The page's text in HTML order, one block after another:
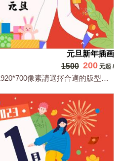
元旦新年插画
1500 200 元起 /
最大輸出尺寸1920*700像素請選擇合適的版型，文字或相關商品圖須由買方提供文...